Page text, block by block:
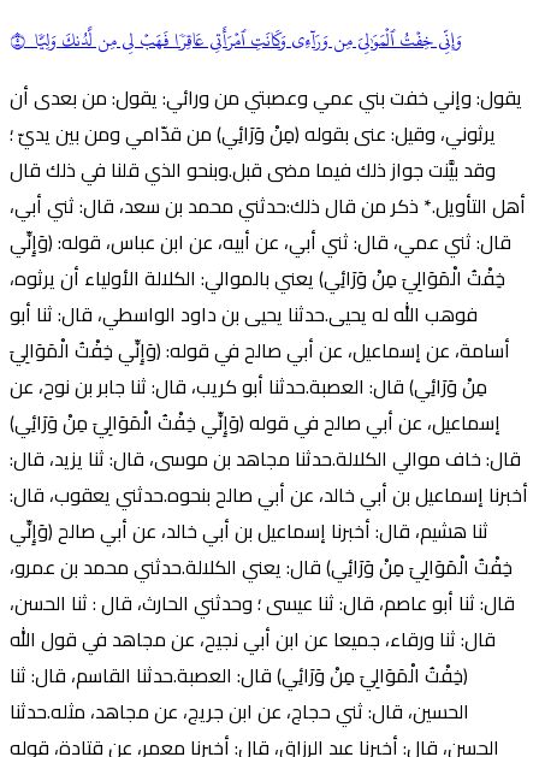
وَإِنِّي خِفۡتُ ٱلۡمَوَٰلِيَ مِن وَرَآءِي وَكَانَتِ ٱمۡرَأَتِي عَاقِرٗا فَهَبۡ لِي مِن لَّدُنكَ وَلِيّٗا ٥
يقول: وإني خفت بني عمي وعصبتي من ورائي: يقول: من بعدى أن
يرثوني، وقيل: عنى بقوله (مِنْ وَرَائِي) من قدّامي ومن بين يديّ ؛
وقد بيَّنت جواز ذلك فيما مضى قبل.وبنحو الذي قلنا في ذلك قال
أهل التأويل.* ذكر من قال ذلك:حدثني محمد بن سعد، قال: ثني أبي،
قال: ثني عمي، قال: ثني أبي، عن أبيه، عن ابن عباس، قوله: (وَإِنِّي
خِفْتُ الْمَوَالِيَ مِنْ وَرَائِي) يعني بالموالي: الكلالة الأولياء أن يرثوه،
فوهب الله له يحيى.حدثنا يحيى بن داود الواسطي، قال: ثنا أبو
أسامة، عن إسماعيل، عن أبي صالح في قوله: (وَإِنِّي خِفْتُ الْمَوَالِيَ
مِنْ وَرَائِي) قال: العصبة.حدثنا أبو كريب، قال: ثنا جابر بن نوح، عن
إسماعيل، عن أبي صالح في قوله (وَإِنِّي خِفْتُ الْمَوَالِيَ مِنْ وَرَائِي)
قال: خاف موالي الكلالة.حدثنا مجاهد بن موسى، قال: ثنا يزيد، قال:
أخبرنا إسماعيل بن أبي خالد، عن أبي صالح بنحوه.حدثني يعقوب، قال:
ثنا هشيم، قال: أخبرنا إسماعيل بن أبي خالد، عن أبي صالح (وَإِنِّي
خِفْتُ الْمَوَالِيَ مِنْ وَرَائِي) قال: يعني الكلالة.حدثني محمد بن عمرو،
قال: ثنا أبو عاصم، قال: ثنا عيسى ؛ وحدثني الحارث، قال : ثنا الحسن،
قال: ثنا ورقاء، جميعا عن ابن أبي نجيح، عن مجاهد في قول الله
(خِفْتُ الْمَوَالِيَ مِنْ وَرَائِي) قال: العصبة.حدثنا القاسم، قال: ثنا
الحسين، قال: ثني حجاج، عن ابن جريج، عن مجاهد، مثله.حدثنا
الحسن، قال: أخبرنا عبد الرزاق، قال: أخبرنا معمر، عن قتادة، قوله